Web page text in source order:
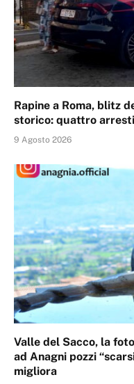
Rapine a Roma, blitz
storico: quattro
9 Agosto 2026
Valle del Sacco, la
ad Anagni pozzi
migliora